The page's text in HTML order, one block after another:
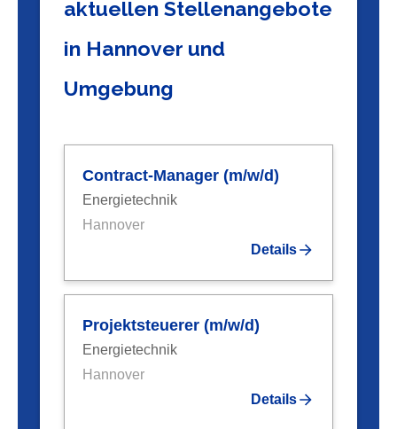
aktuellen Stellenangebote
in Hannover und
Umgebung
Contract-Manager (m/w/d)
Energietechnik
Hannover
Details
Projektsteuerer (m/w/d)
Energietechnik
Hannover
Details